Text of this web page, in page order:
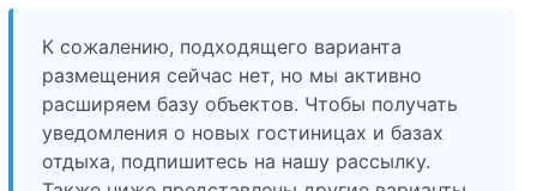
К сожалению, подходящего варианта
размещения сейчас нет, но мы активно
расширяем базу объектов. Чтобы получать
уведомления о новых гостиницах и базах
отдыха, подпишитесь на нашу рассылку.